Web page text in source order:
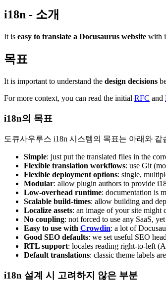
i18n - 소개
It is easy to translate a Docusaurus website with
목표
It is important to understand the design decisions
For more context, you can read the initial RFC and
i18n의 목표
도큐사우루스 i18n 시스템의 목표는 아래와 같
Simple: just put the translated files in the
Flexible translation workflows: use Git
Flexible deployment options: single,
Modular: allow plugin authors to provide
Low-overhead runtime: documentation is
Scalable build-times: allow building and
Localize assets: an image of your site might
No coupling: not forced to use any SaaS,
Easy to use with Crowdin: a lot of
Good SEO defaults: we set useful SEO
RTL support: locales reading right-to-left
Default translations: classic theme labels
i18n 설계 시 고려하지 않은 부분